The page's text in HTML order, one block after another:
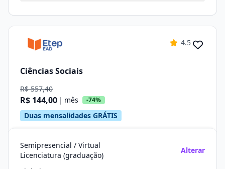
4.5
Ciências Sociais
R$ 557,40
R$ 144,00 | mês -74%
Duas mensalidades GRÁTIS
Semipresencial / Virtual
Licenciatura (graduação)
Alterar